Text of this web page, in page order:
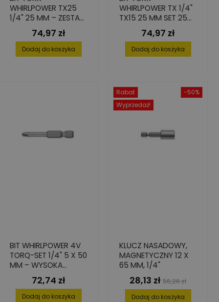
WHIRLPOWER TX25
1/4" 25 MM – ZESTAW
25 SZT.Cena
74,97 zł
Dodaj do koszyka
WHIRLPOWER TX 1/4"
TX15 25 MM SET 25
SZT. - WYSOKA
PRECYZJA I
TRWAŁOŚĆ
Cena
74,97 zł
Dodaj do koszyka
BIT WHIRLPOWER 4V
TORQ-SET 1/4" 5 X 50
MM – WYSOKA
TWARDOŚĆ I
TRWAŁOŚĆ, 10 SZT.
Cena
72,74 zł
Dodaj do koszyka
-50%
Rabat
Wyprzedaż!
KLUCZ NASADOWY,
MAGNETYCZNY 12 X
65 MM, 1/4"
Cena
28,13 zł Cena
podstawowa
56,26 zł
Dodaj do koszyka